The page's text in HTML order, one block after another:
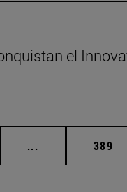
el
... Páginas Página
389